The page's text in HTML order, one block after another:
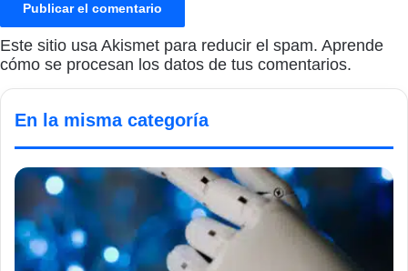
Este sitio usa Akismet para reducir el spam. Aprende
cómo se procesan los datos de tus comentarios.
En la misma categoría